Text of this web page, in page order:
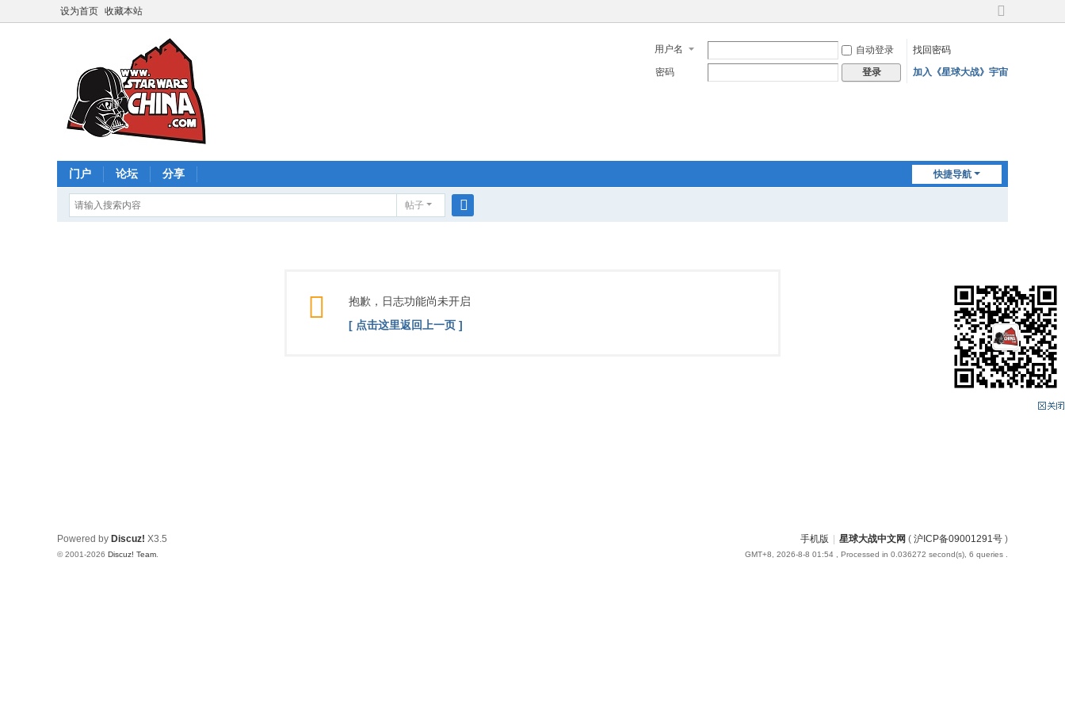
设为首页 收藏本站
切
宽
用户名 自动登录
找回密码
密码
登录 加入《星球大战》宇宙
快捷导航
门户 论坛 分享
帖子
抱歉，日志功能尚未开启
[ 点击这里返回上一页 ]
手机版 星球大战中文网 ( 沪ICP备09001291号 )
GMT+8, 2026-8-8 01:54 , Processed in 0.036272 second(s), 6 queries .
Powered by Discuz! X3.5
© 2001-2026 Discuz! Team